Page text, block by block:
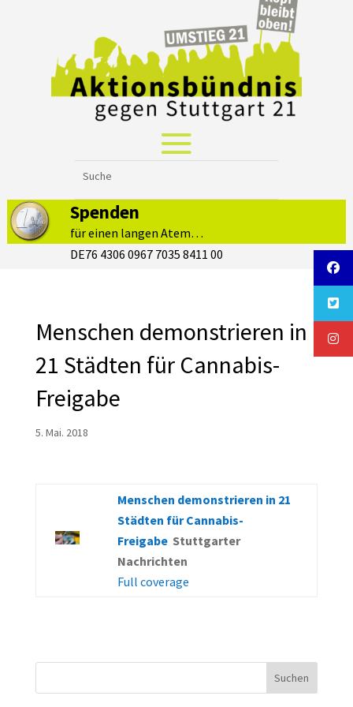
Spenden
für einen langen Atem…
DE76 4306 0967 7035 8411 00
Menschen demonstrieren in
21 Städten für Cannabis-
Freigabe
5. Mai. 2018
Menschen demonstrieren in 21
Städten für Cannabis-
Freigabe Stuttgarter
Nachrichten
Full coverage
Suchen